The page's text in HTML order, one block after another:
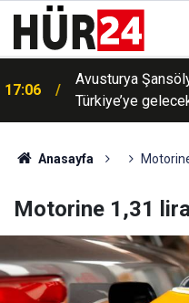
17:06
Avusturya
Türkiye’ye
Anasayfa
Motorine 1,31